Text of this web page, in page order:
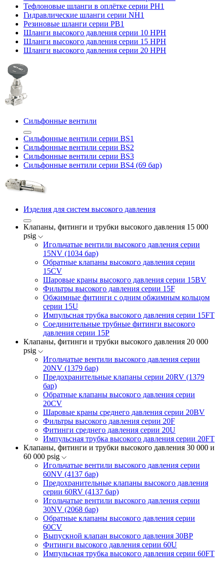
Тефлоновые шланги в оплётке серии PH1
Гидравлические шланги серии NH1
Резиновые шланги серии PB1
Шланги высокого давления серии 10 HPH
Шланги высокого давления серии 15 HPH
Шланги высокого давления серии 20 HPH
Сильфонные вентили
Сильфонные вентили серии BS1
Сильфонные вентили серии BS2
Сильфонные вентили серии BS3
Сильфонные вентили серии BS4 (69 бар)
Изделия для систем высокого давления
Клапаны, фитинги и трубки высокого давления 15 000
psig
Игольчатые вентили высокого давления серии
15NV (1034 бар)
Обратные клапаны высокого давления серии
15CV
Шаровые краны высокого давления серии 15BV
Фильтры высокого давления серии 15F
Обжимные фитинги с одним обжимным кольцом
серии 15U
Импульсная трубка высокого давления серии 15FT
Соединительные трубные фитинги высокого
давления серии 15P
Клапаны, фитинги и трубки высокого давления 20 000
psig
Игольчатые вентили высокого давления серии
20NV (1379 бар)
Предохранительные клапаны серии 20RV (1379
бар)
Обратные клапаны высокого давления серии
20CV
Шаровые краны среднего давления серии 20BV
Фильтры высокого давления серии 20F
Фитинги среднего давления серии 20U
Импульсная трубка высокого давления серии 20FT
Клапаны, фитинги и трубки высокого давления 30 000 и
60 000 psig
Игольчатые вентили высокого давления серии
60NV (4137 бар)
Предохранительные клапаны высокого давления
серии 60RV (4137 бар)
Игольчатые вентили высокого давления серии
30NV (2068 бар)
Обратные клапаны высокого давления серии
60CV
Выпускной клапан высокого давления 30BP
Фитинги высокого давления серии 60U
Импульсная трубка высокого давления серии 60FT